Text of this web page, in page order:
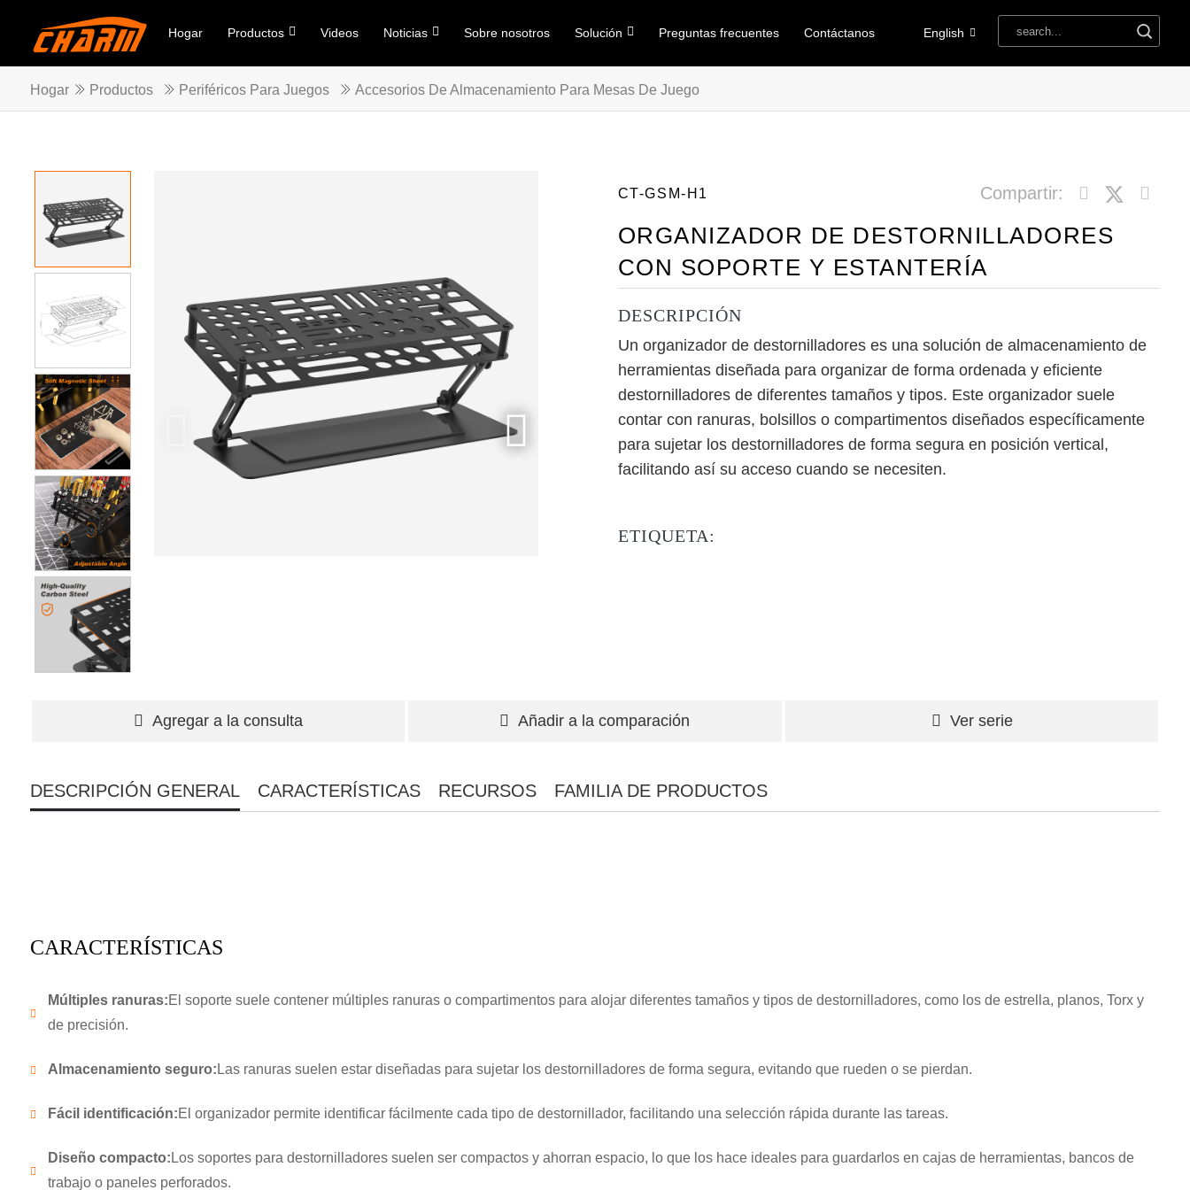
Hogar Productos Videos Noticias Sobre nosotros Solución Preguntas frecuentes Contáctanos English
Hogar Productos Periféricos Para Juegos Accesorios De Almacenamiento Para Mesas De Juego
CT-GSM-H1 Compartir:
ORGANIZADOR DE DESTORNILLADORES
CON SOPORTE Y ESTANTERÍA
DESCRIPCIÓN
Un organizador de destornilladores es una solución de almacenamiento de
herramientas diseñada para organizar de forma ordenada y eficiente
destornilladores de diferentes tamaños y tipos. Este organizador suele
contar con ranuras, bolsillos o compartimentos diseñados específicamente
para sujetar los destornilladores de forma segura en posición vertical,
facilitando así su acceso cuando se necesiten.
ETIQUETA:
Agregar a la consulta Añadir a la comparación Ver serie
DESCRIPCIÓN GENERAL CARACTERÍSTICAS RECURSOS FAMILIA DE PRODUCTOS
CARACTERÍSTICAS
Múltiples ranuras:El soporte suele contener múltiples ranuras o compartimentos para alojar diferentes tamaños y tipos de destornilladores, como los de estrella, planos, Torx y
de precisión.
Almacenamiento seguro: Las ranuras suelen estar diseñadas para sujetar los destornilladores de forma segura, evitando que rueden o se pierdan.
Fácil identificación:El organizador permite identificar fácilmente cada tipo de destornillador, facilitando una selección rápida durante las tareas.
Diseño compacto: Los soportes para destornilladores suelen ser compactos y ahorran espacio, lo que los hace ideales para guardarlos en cajas de herramientas, bancos de
trabajo o paneles perforados.